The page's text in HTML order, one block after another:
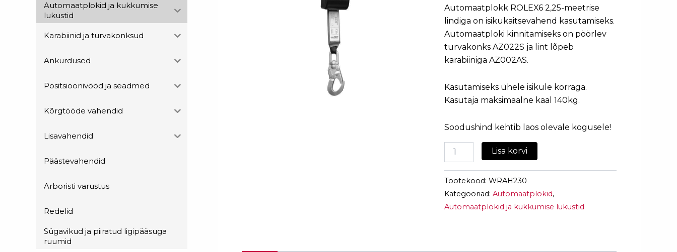
Automaatplokid ja kukkumise
lukustid
Karabiinid ja turvakonksud
Ankurdused
Positsioonivööd ja seadmed
Kõrgtööde vahendid
Lisavahendid
Päästevahendid
Arboristi varustus
Redelid
Sügavikud ja piiratud ligipääsuga
ruumid
Automaatplokk ROLEX6 2,25-meetrise
lindiga on isikukaitsevahend kasutamiseks.
Automaatploki kinnitamiseks on pöörlev
turvakonks AZ022S ja lint lõpeb
karabiiniga AZ002AS.
Kasutamiseks ühele isikule korraga.
Kasutaja maksimaalne kaal 140kg.
Soodushind kehtib laos olevale kogusele!
Lisa korvi
Tootekood: WRAH230
Kategooriad: Automaatplokid,
Automaatplokid ja kukkumise lukustid